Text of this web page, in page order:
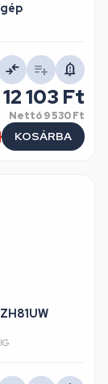
12 103 Ft
Nettó9 530 Ft
KOSÁRBA